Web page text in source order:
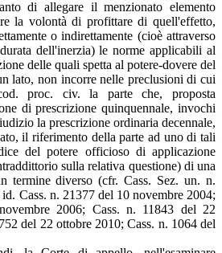
di allegare il menzionato elemento
la volontà di profittare di quell'effetto,
o indirettamente (cioè attraverso
dell'inerzia) le norme applicabili al
delle quali spetta al potere-dovere del
lato, non incorre nelle preclusioni di cui
proc. civ. la parte che, proposta
di prescrizione quinquennale, invochi
la prescrizione ordinaria decennale,
il riferimento della parte ad uno di tali
del potere officioso di applicazione
sulla relativa questione) di una
termine diverso (cfr. Cass. Sez. un. n.
Cass. n. 21377 del 10 novembre 2004;
2006; Cass. n. 11843 del 22
del 22 ottobre 2010; Cass. n. 1064 del